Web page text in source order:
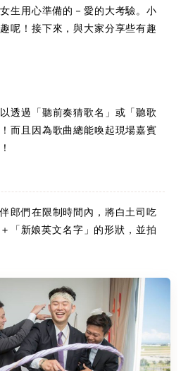
生用心準備的－愛的大考驗。小
呢！接下來，與大家分享些有趣
透過「聽前奏猜歌名」或「聽歌
而且因為歌曲總能喚起現場嘉賓
郎們在限制時間內，將白土司吃
「新娘英文名字」的形狀，並拍